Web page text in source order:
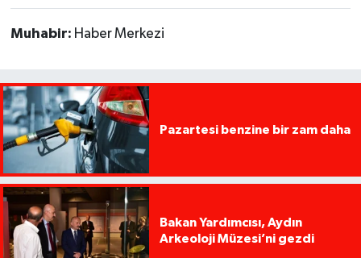
Muhabir: Haber Merkezi
Pazartesi benzine bir zam daha
Bakan Yardımcısı, Aydın
Arkeoloji Müzesi’ni gezdi